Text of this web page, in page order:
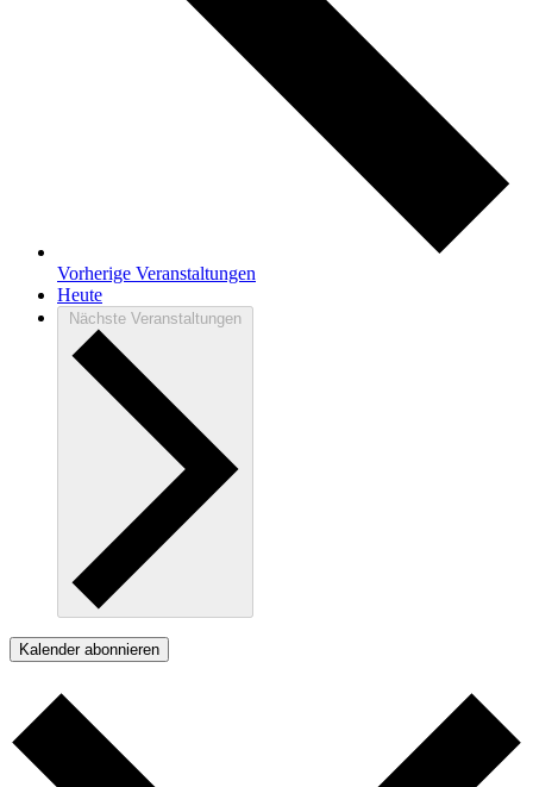
Vorherige Veranstaltungen
Heute
Nächste Veranstaltungen
Kalender abonnieren